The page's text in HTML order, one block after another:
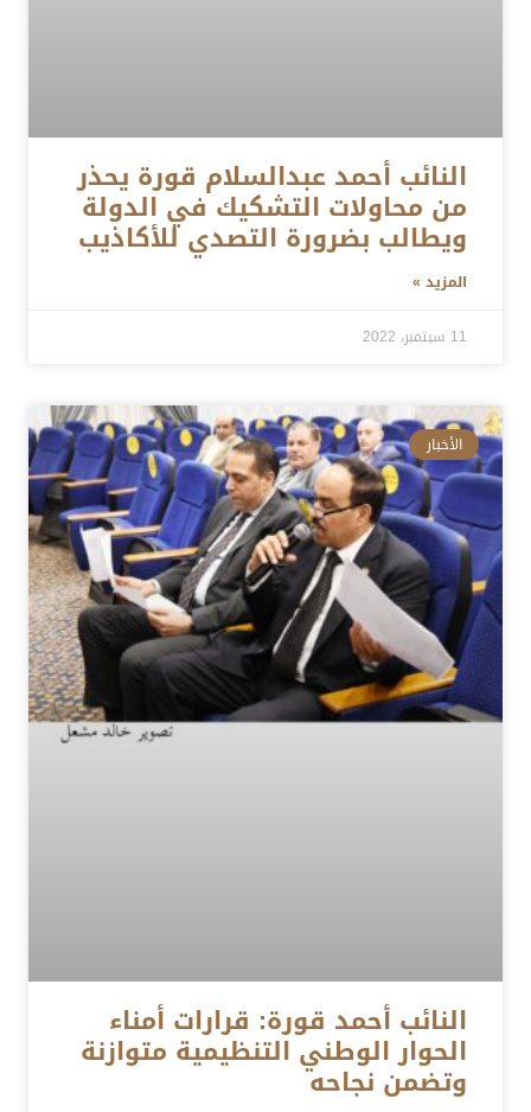
النائب أحمد عبدالسلام قورة يحذر
من محاولات التشكيك في الدولة
ويطالب بضرورة التصدي للأكاذيب
المزيد »
11 سبتمبر، 2022
الأخبار
النائب أحمد قورة: قرارات أمناء
الحوار الوطني التنظيمية متوازنة
وتضمن نجاحه